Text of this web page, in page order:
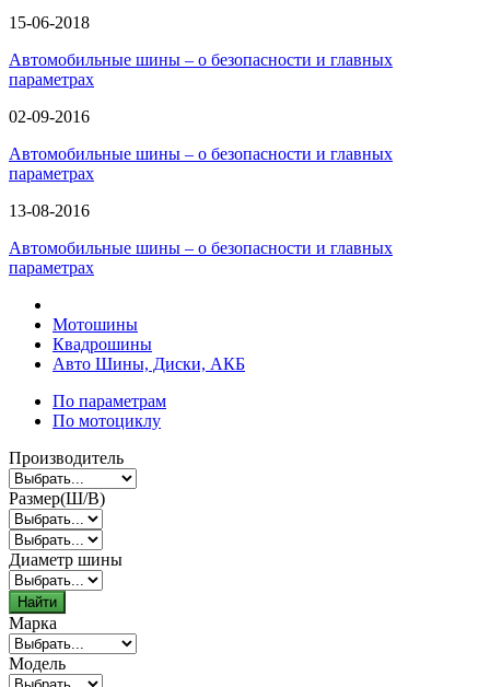
15-06-2018
Автомобильные шины – о безопасности и главных
параметрах
02-09-2016
Автомобильные шины – о безопасности и главных
параметрах
13-08-2016
Автомобильные шины – о безопасности и главных
параметрах
Мотошины
Квадрошины
Авто Шины, Диски, АКБ
По параметрам
По мотоциклу
Производитель
Размер(Ш/В)
Диаметр шины
Найти
Марка
Модель